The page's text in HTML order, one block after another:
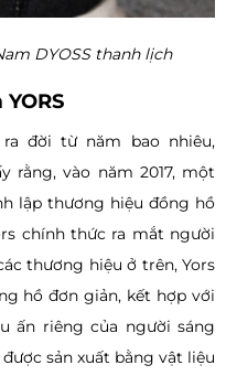
DYOSS thanh lịch
đời từ năm bao nhiêu,
rằng, vào năm 2017, một
lập thương hiệu đồng hồ
chính thức ra mắt người
thương hiệu ở trên, Yors
hồ đơn giản, kết hợp với
ấn riêng của người sáng
sản xuất bằng vật liệu